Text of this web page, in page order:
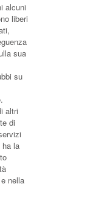
alcuni
liberi
sua
su
altri
di
la
nella